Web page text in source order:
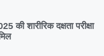
की शारीरिक दक्षता परीक्षा